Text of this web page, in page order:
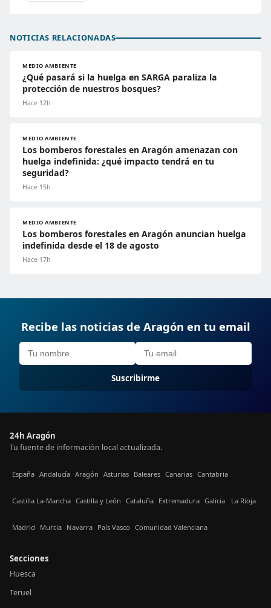
NOTICIAS RELACIONADAS
MEDIO AMBIENTE
¿Qué pasará si la huelga en SARGA paraliza la
protección de nuestros bosques?
Hace 12h
MEDIO AMBIENTE
Los bomberos forestales en Aragón amenazan con
huelga indefinida: ¿qué impacto tendrá en tu
seguridad?
Hace 15h
MEDIO AMBIENTE
Los bomberos forestales en Aragón anuncian huelga
indefinida desde el 18 de agosto
Hace 17h
Recibe las noticias de Aragón en tu email
Suscribirme
24h Aragón
Tu fuente de información local actualizada.
España Andalucía Aragón Asturias Baleares Canarias Cantabria
Castilla La-Mancha Castilla y León Cataluña Extremadura Galicia La Rioja
Madrid Murcia Navarra País Vasco Comunidad Valenciana
Secciones
Huesca
Teruel